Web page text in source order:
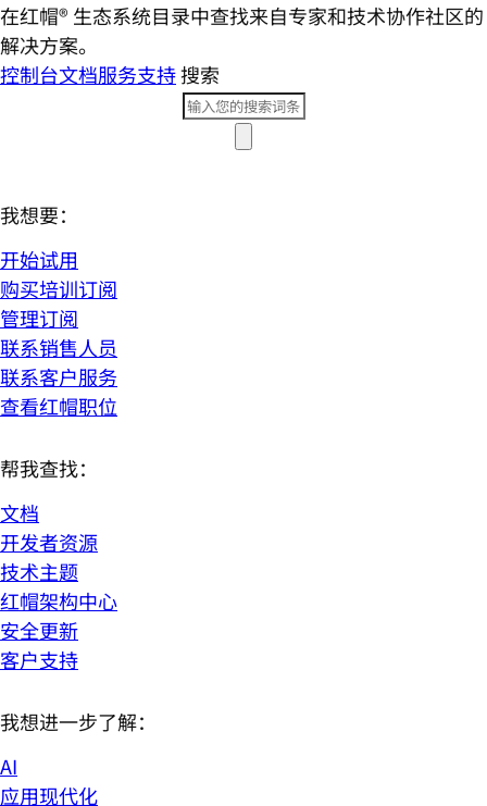
在红帽® 生态系统目录中查找来自专家和技术协作社区的
解决方案。
控制台文档服务支持搜索
我想要：
开始试用
购买培训订阅
管理订阅
联系销售人员
联系客户服务
查看红帽职位
帮我查找：
文档
开发者资源
技术主题
红帽架构中心
安全更新
客户支持
我想进一步了解：
AI
应用现代化